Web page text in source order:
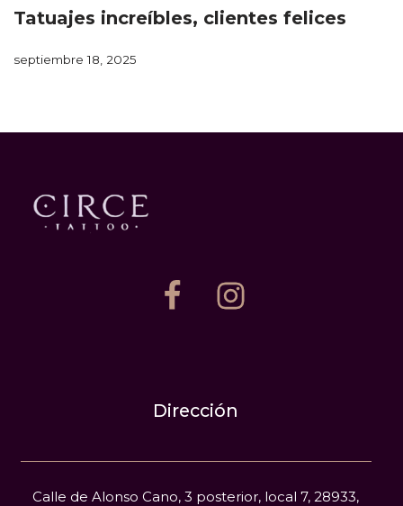
Tatuajes increíbles, clientes felices
septiembre 18, 2025
Dirección
Calle de Alonso Cano, 3 posterior, local 7, 28933,